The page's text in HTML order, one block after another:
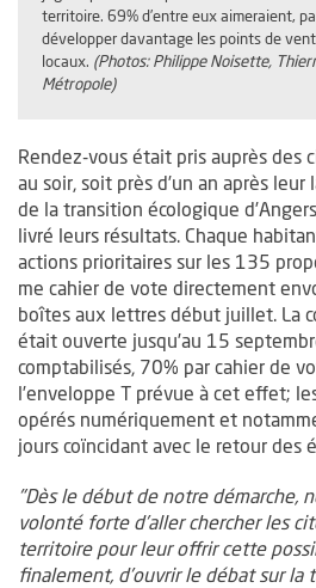
territoire. 69% d’entre eux aimeraient,
développer davantage les points de
locaux. (Photos: Philippe Noisette,
Métropole)
Rendez-vous était pris auprès des
au soir, soit près d’un an après leur
de la transition écologique
livré leurs résultats. Chaque
actions prioritaires sur les 135
me cahier de vote directement
boîtes aux lettres début juillet. La
était ouverte jusqu’au 15
comptabilisés, 70% par cahier de
l’enveloppe T prévue à cet effet;
opérés numériquement et
jours coïncidant avec le retour des
"Dès le début de notre démarche,
volonté forte d’aller chercher les
territoire pour leur offrir cette
finalement, d’ouvrir le débat sur